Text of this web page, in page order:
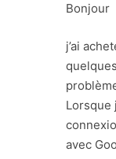
Bonjour
j’ai
Lorsque
avec